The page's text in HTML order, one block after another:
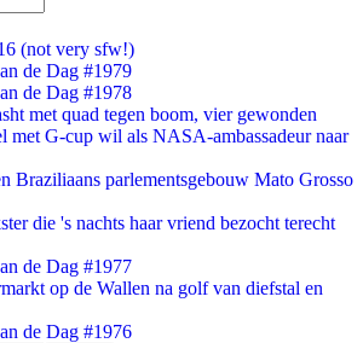
(not very sfw!)
de Dag #1979
de Dag #1978
met quad tegen boom, vier gewonden
met G-cup wil als NASA-ambassadeur naar
Braziliaans parlementsgebouw Mato Grosso
die 's nachts haar vriend bezocht terecht
de Dag #1977
op de Wallen na golf van diefstal en
de Dag #1976